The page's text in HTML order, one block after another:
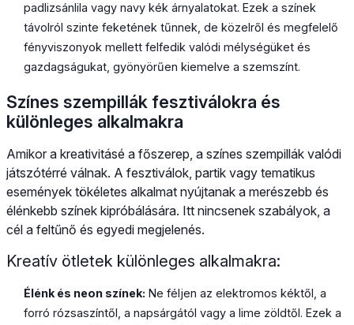
padlizsánlila vagy navy kék árnyalatokat. Ezek a színek
távolról szinte feketének tűnnek, de közelről és megfelelő
fényviszonyok mellett felfedik valódi mélységüket és
gazdagságukat, gyönyörűen kiemelve a szemszínt.
Színes szempillák fesztiválokra és
különleges alkalmakra
Amikor a kreativitásé a főszerep, a színes szempillák valódi
játszótérré válnak. A fesztiválok, partik vagy tematikus
események tökéletes alkalmat nyújtanak a merészebb és
élénkebb színek kipróbálására. Itt nincsenek szabályok, a
cél a feltűnő és egyedi megjelenés.
Kreatív ötletek különleges alkalmakra:
Élénk és neon színek: Ne féljen az elektromos kéktől, a
forró rózsaszíntől, a napsárgától vagy a lime zöldtől. Ezek a